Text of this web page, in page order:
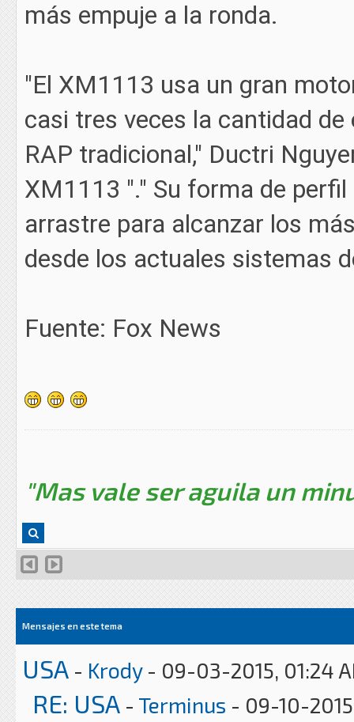
más empuje a la ronda.
"El XM1113 usa un gran
casi tres veces la cantidad
RAP tradicional," Ductri
XM1113 "." Su forma de
arrastre para alcanzar los
desde los actuales sistemas
Fuente: Fox News
"Mas vale ser aguila un
Mensajes en este tema
USA - Krody- 09-03-2015, 01:24
RE: USA - Terminus - 09-10-